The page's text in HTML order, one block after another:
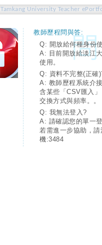
Tamkang University Teacher
教師歷程問與答:
Q: 開放給何種身份
A: 目前開放給淡江
使用。
Q: 資料不完整(正確
A: 教師歷程系統介
含某些「CSV匯入
交換方式與頻率。。
Q: 我無法登入?
A: 請確認您的單一
若需進一步協助，
機:3484